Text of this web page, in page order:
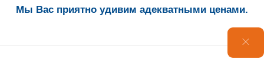
Мы Вас приятно удивим адекватными ценами.